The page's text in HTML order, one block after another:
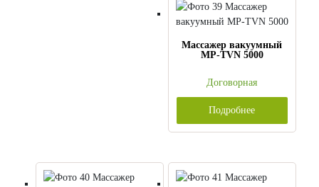
Массажер вакуумный
MP-TVN 5000
Договорная
Подробнее